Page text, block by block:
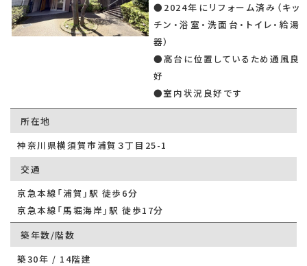
●2024年にリフォーム済み（キッ
チン・浴室・洗面台・トイレ・給湯
器）
●高台に位置しているため通風良
好
●室内状況良好です
所在地
神奈川県横須賀市浦賀３丁目25-1
交通
京急本線「浦賀」駅 徒歩6分
京急本線「馬堀海岸」駅 徒歩17分
築年数/階数
築30年 / 14階建